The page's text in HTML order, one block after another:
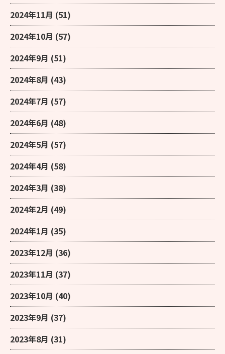
2024年11月 (51)
2024年10月 (57)
2024年9月 (51)
2024年8月 (43)
2024年7月 (57)
2024年6月 (48)
2024年5月 (57)
2024年4月 (58)
2024年3月 (38)
2024年2月 (49)
2024年1月 (35)
2023年12月 (36)
2023年11月 (37)
2023年10月 (40)
2023年9月 (37)
2023年8月 (31)